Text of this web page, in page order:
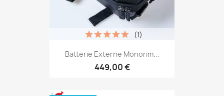
Batterie Externe Monorim...
449,00 €
(1)